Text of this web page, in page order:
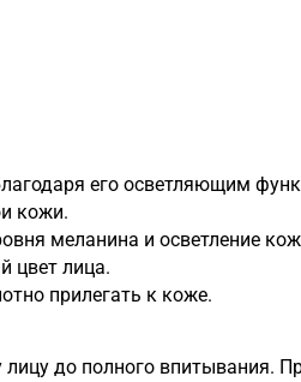
его осветляющим
кожи.
меланина и осветление
цвет лица.
прилегать к коже.
до полного впитывания.